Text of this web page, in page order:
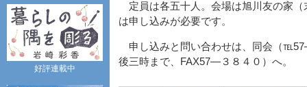
定員は各五十人。会場は旭川友の家
は申し込みが必要です。
申し込みと問い合わせは、同会（
後三時まで、FAX57―３８４０）へ。
好評連載中